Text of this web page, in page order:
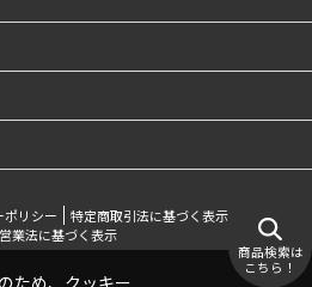
ポリシー
特定商取引法に基づく表示
業法に基づく表示
商品検索は
こちら！